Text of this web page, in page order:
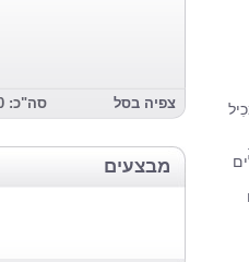
צפיה בסל סה"כ: 0 ₪
מבצעים